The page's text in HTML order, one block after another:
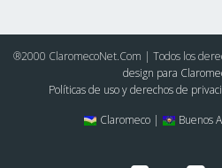
®2000 ClaromecoNet.Com | Todos los
design para
Políticas de uso y derechos de
Claromeco |
Buenos